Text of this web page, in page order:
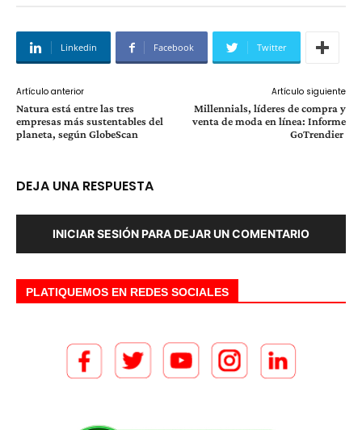
Linkedin Facebook Twitter
Artículo anterior
Natura está entre las tres
empresas más sustentables del
planeta, según GlobeScan
Artículo siguiente
Millennials, líderes de compra y
venta de moda en línea: Informe
GoTrendier
DEJA UNA RESPUESTA
INICIAR SESIÓN PARA DEJAR UN COMENTARIO
PLATIQUEMOS EN REDES SOCIALES